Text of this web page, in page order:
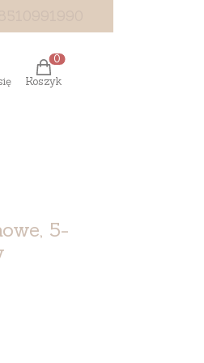
Produkty w koszyku: 0.
Koszyk
5-